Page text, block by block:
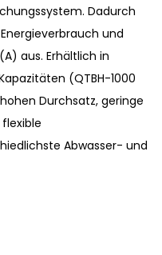
Dadurch
und
aus. Erhältlich in
(QTBH-1000
Durchsatz, geringe
Abwasser- und